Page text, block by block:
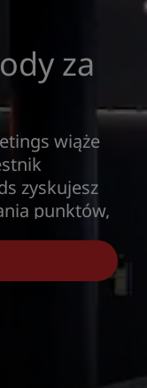
za
wiąże
zyskujesz
punktów,
liniach